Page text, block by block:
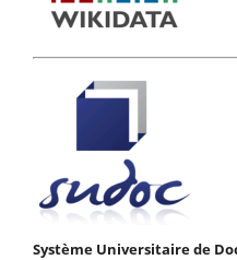
Système Universitaire de